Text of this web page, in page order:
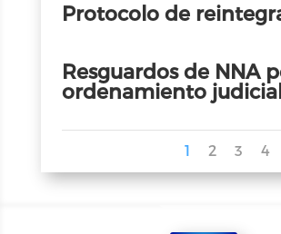
Protocolo de
Resguardos de NNA
ordenamiento judicial
1 2 3 4